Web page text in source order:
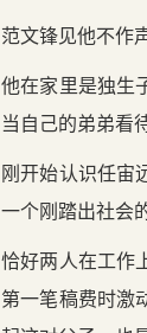
范文锋见他不作
他在家里是独生
当自己的弟弟看
刚开始认识任宙
一个刚踏出社会
恰好两人在工作
第一笔稿费时激